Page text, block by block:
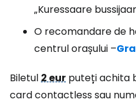
„Kuressaare
O recomandare de
centrul orașului –
Biletul2 eur puteți achita
card contactless sau